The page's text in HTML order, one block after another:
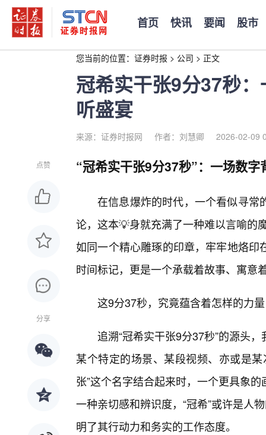
首页 快讯 要闻 股市
您当前的位置： 证券时报 > 公司 > 正文
冠希实干张9分37秒
听盛宴
来源：证券时报网 作者：刘慧卿 2026-02-09
点赞
分享
“冠希实干张9分37秒”：一场数字
在信息爆炸的时代，一个看似寻常
论，这本💡身就充满了一种难以言喻的
如同一个精心雕琢的印章，牢牢地烙
时间标记，更是一个承载着故事、寓意
这9分37秒，究竟蕴含着怎样的力
追溯“冠希实干张9分37秒”的源头
某个特定的场景、某段视频、亦或是
张”这个名字结合起来时，一个更具象
一种亲切感和辨识度，“冠希”或许是人
明了其行动力和务实的工作态度。